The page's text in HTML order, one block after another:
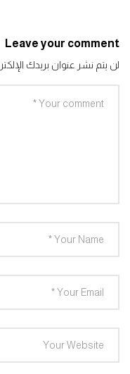
Leave your comment
لن يتم نشر عنوان بريدك